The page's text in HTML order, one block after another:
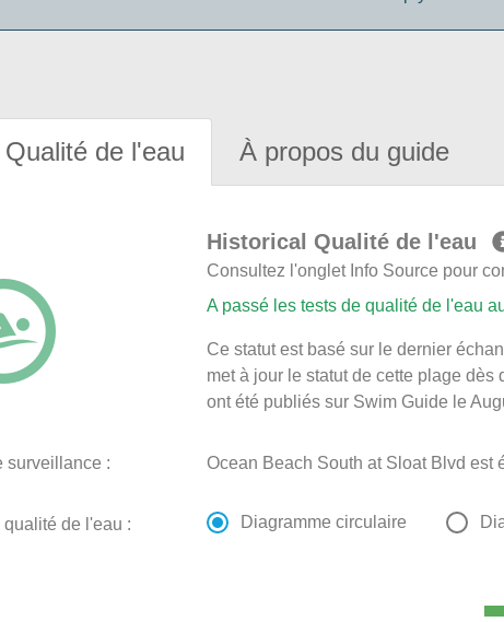
Qualité de l'eau À propos du guide
Historical Qualité de l'eau
Consultez l'onglet Info Source pour
A passé les tests de qualité de l'eau
Ce statut est basé sur le dernier
met à jour le statut de cette plage
ont été publiés sur Swim Guide le
surveillance : Ocean Beach South at Sloat Blvd est
de l'eau : Diagramme circulaire